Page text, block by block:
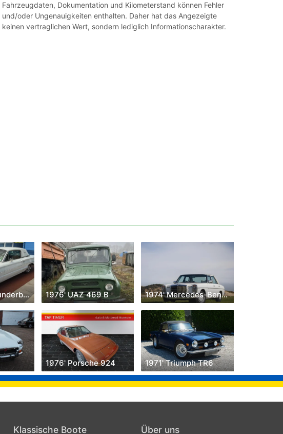
Fahrzeugdaten, Dokumentation und Kilometerstand können Fehler
und/oder Ungenauigkeiten enthalten. Daher hat das Angezeigte
keinen vertraglichen Wert, sondern lediglich Informationscharakter.
1966' Ford Thunderbird 1976' UAZ 469 B 1974' Mercedes-Benz W114
1976' Porsche 924 1971' Triumph TR6
Klassische Boote Über uns